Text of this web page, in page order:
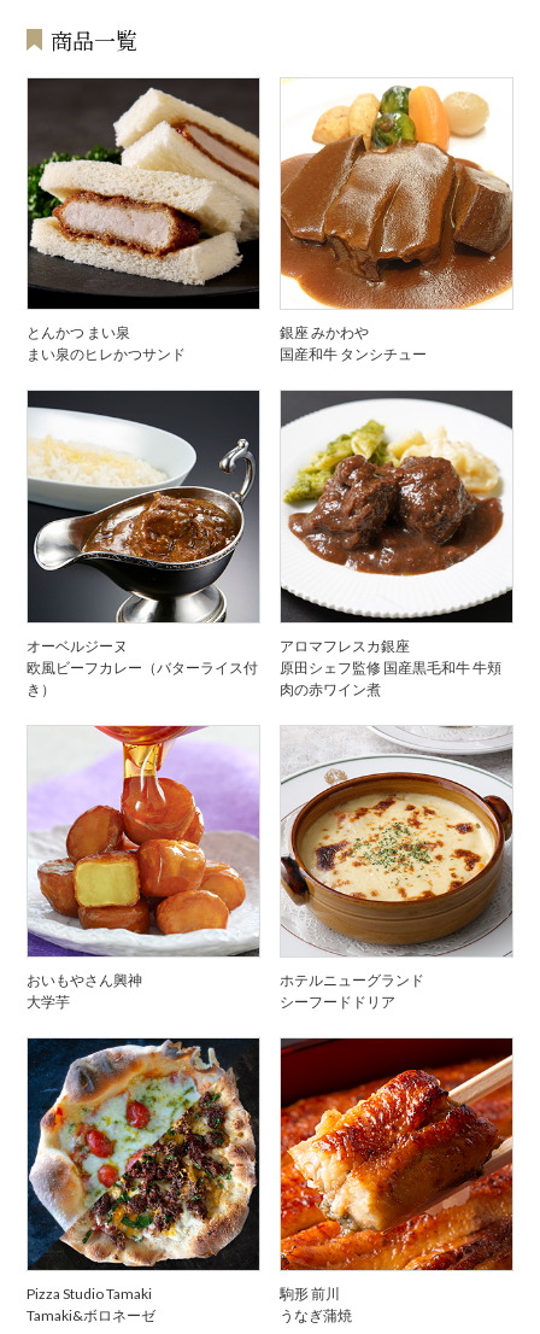
商品一覧
とんかつ まい泉
まい泉のヒレかつサンド
銀座 みかわや
国産和牛 タンシチュー
オーベルジーヌ
欧風ビーフカレー（バターライス付
き）
アロマフレスカ銀座
原田シェフ監修 国産黒毛和牛 牛頬
肉の赤ワイン煮
おいもやさん興神
大学芋
ホテルニューグランド
シーフードドリア
Pizza Studio Tamaki
Tamaki&ボロネーゼ
駒形 前川
うなぎ蒲焼